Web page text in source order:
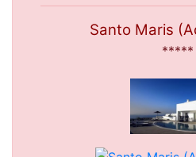
Santo Maris
*****